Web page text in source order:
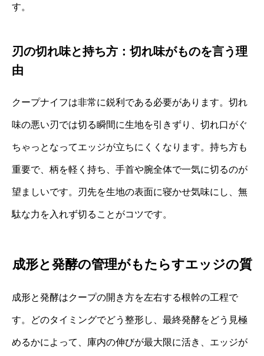
す。
刃の切れ味と持ち方：切れ味がものを言う理
由
クープナイフは非常に鋭利である必要があります。切れ
味の悪い刃では切る瞬間に生地を引きずり、切れ口がぐ
ちゃっとなってエッジが立ちにくくなります。持ち方も
重要で、柄を軽く持ち、手首や腕全体で一気に切るのが
望ましいです。刃先を生地の表面に寝かせ気味にし、無
駄な力を入れず切ることがコツです。
成形と発酵の管理がもたらすエッジの質
成形と発酵はクープの開き方を左右する根幹の工程で
す。どのタイミングでどう整形し、最終発酵をどう見極
めるかによって、庫内の伸びが最大限に活き、エッジが